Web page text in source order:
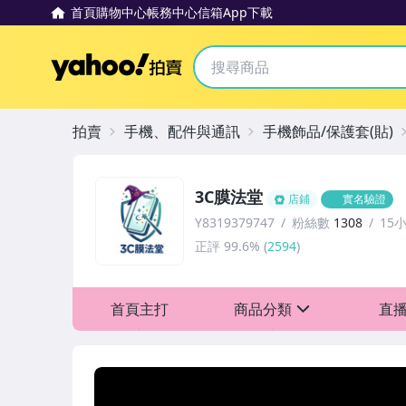
首頁購物中心帳務中心信箱App下載
Yahoo拍賣
3C膜法堂 店鋪 實名驗證
Y8319379747 粉絲數 1308
15
正評 99.6% (2594)
首頁主打 商品分類 直
拍賣 手機、配件與通訊 手機飾品/保護套(貼)